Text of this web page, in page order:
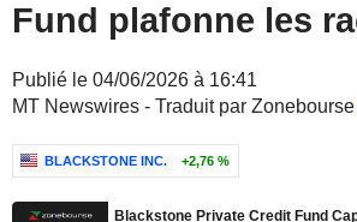
Fund plafonne les
Publié le 04/06/2026 à 16:41
MT Newswires - Traduit par Zonebourse
BLACKSTONE INC. +2,76 %